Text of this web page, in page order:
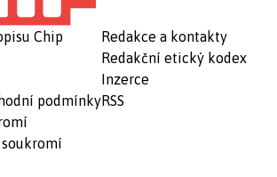
Chip
podmínky
soukromí
Redakce a kontakty
Redakční etický kodex
Inzerce
RSS